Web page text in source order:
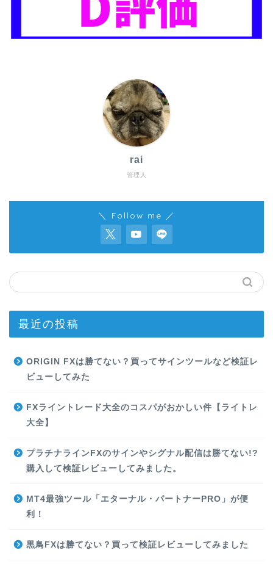
管理人
rai
＼ Follow me ／
最近の投稿
ORIGIN FXは勝てない？買ってサインツールなど検証レ
ビューしてみた
FXライントレード大全のコスパがおかしい件【ライトレ
大全】
プラチナラインFXのサインやシグナル配信は勝てない!?
購入して検証レビューしてみました。
MT4最強ツール「エターナル・パートナーPRO」が便
利！
黒鳥FXは勝てない？買って検証レビューしてみました